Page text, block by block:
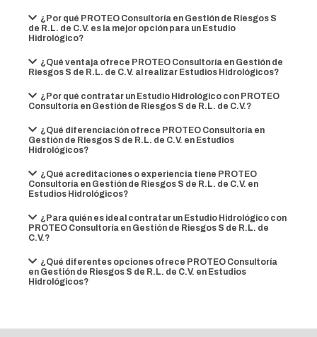
¿Por qué PROTEO Consultoría en Gestión de Riesgos S
de R.L. de C.V. es la mejor opción para un Estudio
Hidrológico?
¿Qué ventaja ofrece PROTEO Consultoría en Gestión de
Riesgos S de R.L. de C.V. al realizar Estudios Hidrológicos?
¿Por qué contratar un Estudio Hidrológico con PROTEO
Consultoría en Gestión de Riesgos S de R.L. de C.V.?
¿Qué diferenciación ofrece PROTEO Consultoría en
Gestión de Riesgos S de R.L. de C.V. en Estudios
Hidrológicos?
¿Qué acreditaciones o experiencia tiene PROTEO
Consultoría en Gestión de Riesgos S de R.L. de C.V. en
Estudios Hidrológicos?
¿Para quién es ideal contratar un Estudio Hidrológico con
PROTEO Consultoría en Gestión de Riesgos S de R.L. de
C.V.?
¿Qué diferentes opciones ofrece PROTEO Consultoría
en Gestión de Riesgos S de R.L. de C.V. en Estudios
Hidrológicos?